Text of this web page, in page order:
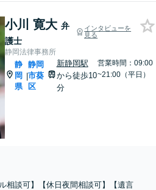
小川 寛大 弁
護士
インタビューを
見る
静岡法律事務所
静
岡
県
|
静岡
市葵
区
新静岡駅
から徒歩10
分
営業時間：09:00
~21:00（平日）
相談可】【休日夜間相談可】【遺言